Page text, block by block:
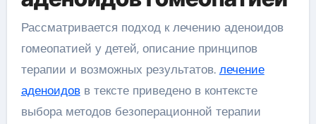
Рассматривается подход к лечению аденоидов
гомеопатией у детей, описание принципов
терапии и возможных результатов. лечение
аденоидовв тексте приведено в контексте
выбора методов безоперационной терапии